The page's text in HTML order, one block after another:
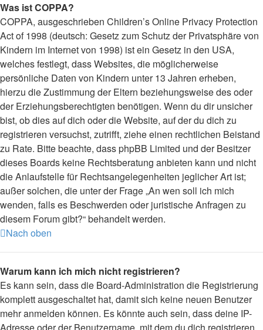
Was ist COPPA?
COPPA, ausgeschrieben Children’s Online Privacy Protection
Act of 1998 (deutsch: Gesetz zum Schutz der Privatsphäre von
Kindern im Internet von 1998) ist ein Gesetz in den USA,
welches festlegt, dass Websites, die möglicherweise
persönliche Daten von Kindern unter 13 Jahren erheben,
hierzu die Zustimmung der Eltern beziehungsweise des oder
der Erziehungsberechtigten benötigen. Wenn du dir unsicher
bist, ob dies auf dich oder die Website, auf der du dich zu
registrieren versuchst, zutrifft, ziehe einen rechtlichen Beistand
zu Rate. Bitte beachte, dass phpBB Limited und der Besitzer
dieses Boards keine Rechtsberatung anbieten kann und nicht
die Anlaufstelle für Rechtsangelegenheiten jeglicher Art ist;
außer solchen, die unter der Frage „An wen soll ich mich
wenden, falls es Beschwerden oder juristische Anfragen zu
diesem Forum gibt?“ behandelt werden.
Nach oben
Warum kann ich mich nicht registrieren?
Es kann sein, dass die Board-Administration die Registrierung
komplett ausgeschaltet hat, damit sich keine neuen Benutzer
mehr anmelden können. Es könnte auch sein, dass deine IP-